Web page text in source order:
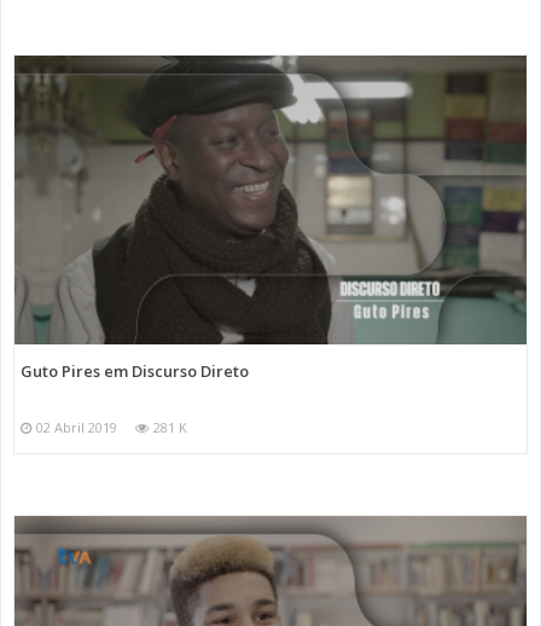
Guto Pires em Discurso Direto
02 Abril 2019 281 K